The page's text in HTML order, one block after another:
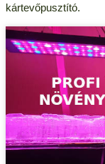
kártevőpusztító.